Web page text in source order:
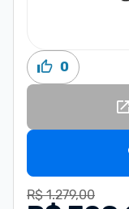
0
R$ 1.279,00